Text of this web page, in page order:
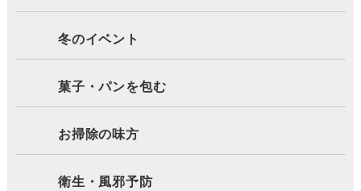
冬のイベント
菓子・パンを包む
お掃除の味方
衛生・風邪予防